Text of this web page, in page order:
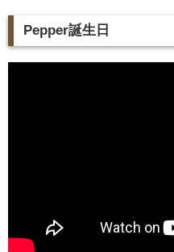
Pepper誕生日